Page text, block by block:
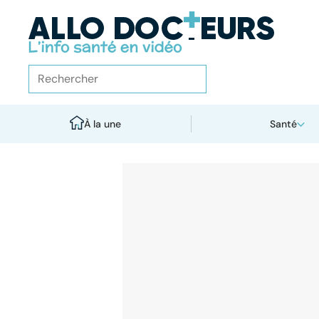
À la une Santé